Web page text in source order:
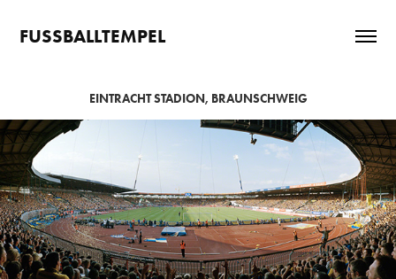
FUSSBALLTEMPEL
EINTRACHT STADION, BRAUNSCHWEIG